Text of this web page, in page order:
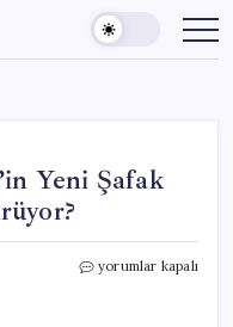
Yeni Şafak
Hazine
yorumlar kapalı